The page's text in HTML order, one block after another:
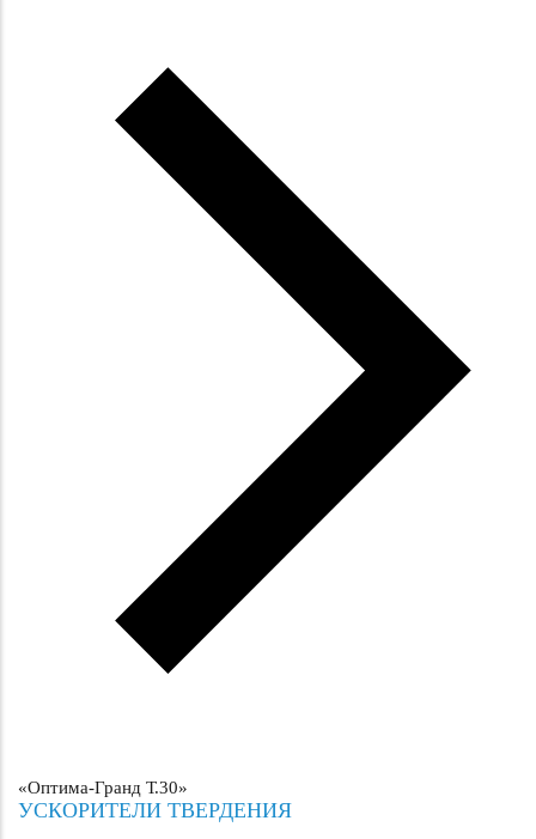
«Оптима-Гранд Т.30»
УСКОРИТЕЛИ ТВЕРДЕНИЯ